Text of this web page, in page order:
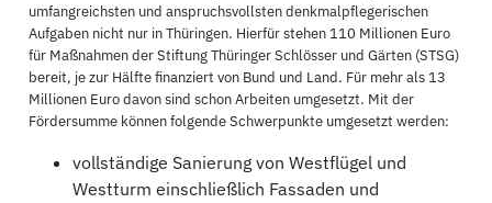
umfangreichsten und anspruchsvollsten denkmalpflegerischen
Aufgaben nicht nur in Thüringen. Hierfür stehen 110 Millionen Euro
für Maßnahmen der Stiftung Thüringer Schlösser und Gärten (STSG)
bereit, je zur Hälfte finanziert von Bund und Land. Für mehr als 13
Millionen Euro davon sind schon Arbeiten umgesetzt. Mit der
Fördersumme können folgende Schwerpunkte umgesetzt werden:
vollständige Sanierung von Westflügel und
Westturm einschließlich Fassaden und